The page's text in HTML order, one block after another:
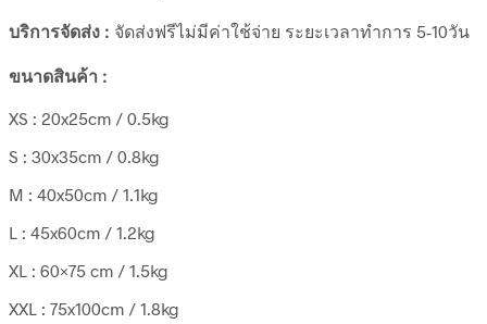
บริการจัดส่ง : จัดส่งฟรีไม่มีค่าใช้จ่าย ระยะเวลาทำการ 5-10วัน
ขนาดสินค้า :
XS : 20x25cm / 0.5kg
S : 30x35cm / 0.8kg
M : 40x50cm / 1.1kg
L : 45x60cm / 1.2kg
XL : 60×75 cm / 1.5kg
XXL : 75x100cm / 1.8kg